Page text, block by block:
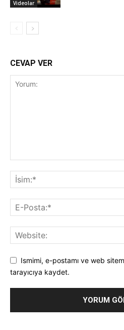
Videolar
CEVAP VER
Ismimi, e-postamı ve web
tarayıcıya kaydet.